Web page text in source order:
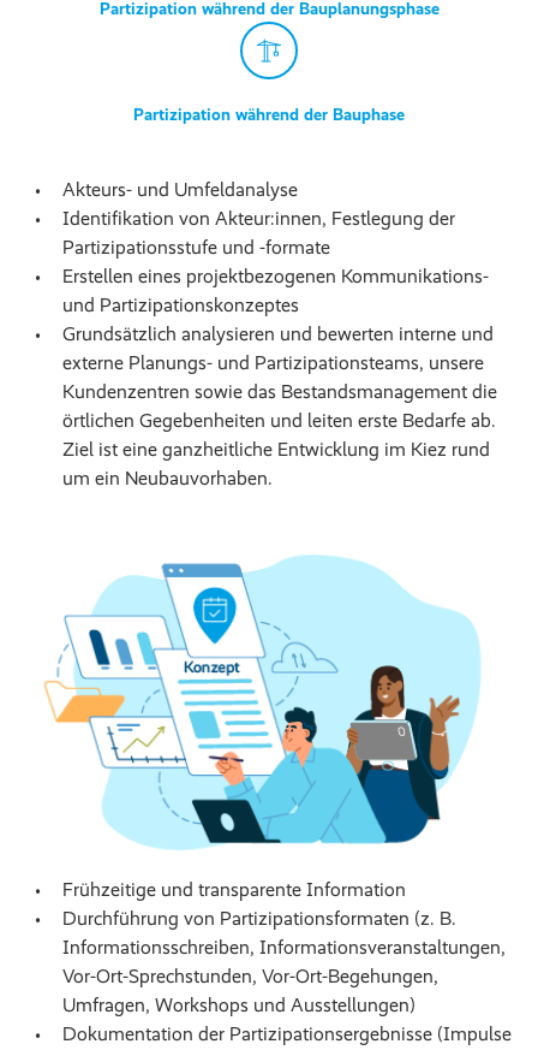
Partizipation während der Bauplanungsphase
Partizipation während der Bauphase
Akteurs- und Umfeldanalyse
Identifikation von Akteur:innen, Festlegung der
Partizipationsstufe und -formate
Erstellen eines projektbezogenen Kommunikations-
und Partizipationskonzeptes
Grundsätzlich analysieren und bewerten interne und
externe Planungs- und Partizipationsteams, unsere
Kundenzentren sowie das Bestandsmanagement die
örtlichen Gegebenheiten und leiten erste Bedarfe ab.
Ziel ist eine ganzheitliche Entwicklung im Kiez rund
um ein Neubauvorhaben.
Frühzeitige und transparente Information
Durchführung von Partizipationsformaten (z. B.
Informationsschreiben, Informationsveranstaltungen,
Vor-Ort-Sprechstunden, Vor-Ort-Begehungen,
Umfragen, Workshops und Ausstellungen)
Dokumentation der Partizipationsergebnisse (Impulse